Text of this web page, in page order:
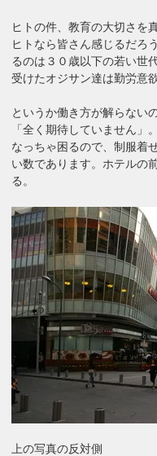
ヒトの件、教育の大切さを
ヒトなら皆さん感じるだろ
るのは３０歳以下の若い世
受けたオジサン達は勤労意
というか働き方が解らない
「全く期待していません」
なっちゃ困るので、制服着
い数であります。ホテルの
る。
上の写真の反対側